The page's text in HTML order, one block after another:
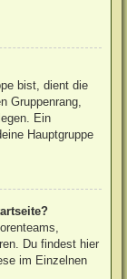
bist, dient die
Gruppenrang,
Ein
Hauptgruppe
Du findest hier
im Einzelnen